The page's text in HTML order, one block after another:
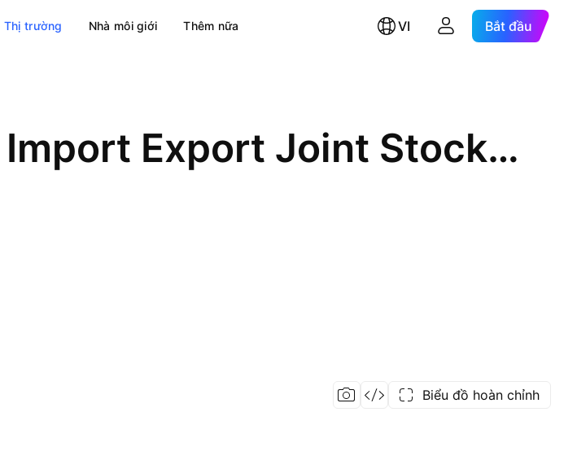
Thị trường Nhà môi giới Thêm nữa VI Bắt đầu
Vinacomin - Coal Import Export Joint Stock Company
Biểu đồ hoàn chỉnh